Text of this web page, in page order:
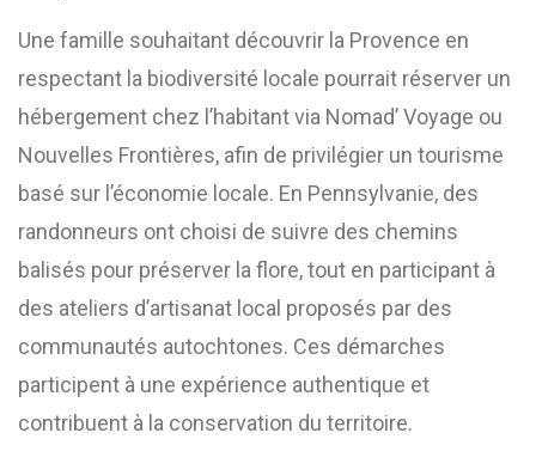
Une famille souhaitant découvrir la Provence en
respectant la biodiversité locale pourrait réserver un
hébergement chez l’habitant via Nomad’ Voyage ou
Nouvelles Frontières, afin de privilégier un tourisme
basé sur l’économie locale. En Pennsylvanie, des
randonneurs ont choisi de suivre des chemins
balisés pour préserver la flore, tout en participant à
des ateliers d’artisanat local proposés par des
communautés autochtones. Ces démarches
participent à une expérience authentique et
contribuent à la conservation du territoire.